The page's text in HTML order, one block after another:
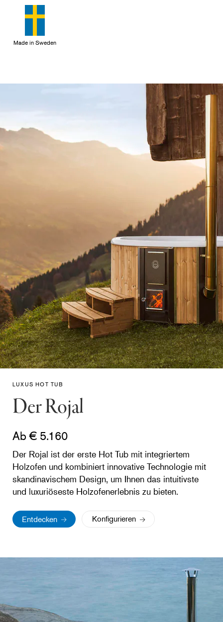
Made in Sweden
LUXUS HOT TUB
Der Rojal
Ab € 5.160
Der Rojal ist der erste Hot Tub mit integriertem
Holzofen und kombiniert innovative Technologie mit
skandinavischem Design, um Ihnen das intuitivste
und luxuriöseste Holzofenerlebnis zu bieten.
Entdecken Konfigurieren